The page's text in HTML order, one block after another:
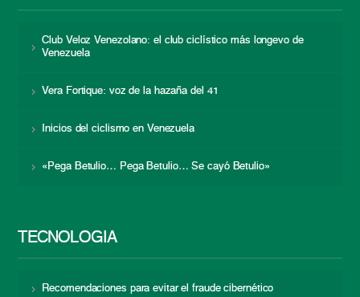
Club Veloz Venezolano: el club ciclístico más longevo de
Venezuela
Vera Fortique: voz de la hazaña del 41
Inicios del ciclismo en Venezuela
«Pega Betulio… Pega Betulio… Se cayó Betulio»
TECNOLOGÍA
Recomendaciones para evitar el fraude cibernético